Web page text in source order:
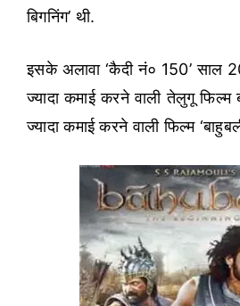
बिगनिंग’ थी.
इसके अलावा ‘कैदी नं० 150’ साल
ज्यादा कमाई करने वाली तेलुगू
ज्यादा कमाई करने वाली फिल्म